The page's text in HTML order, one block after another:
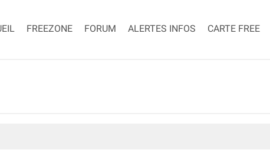
FREEZONE FORUM ALERTES INFOS CARTE FREE